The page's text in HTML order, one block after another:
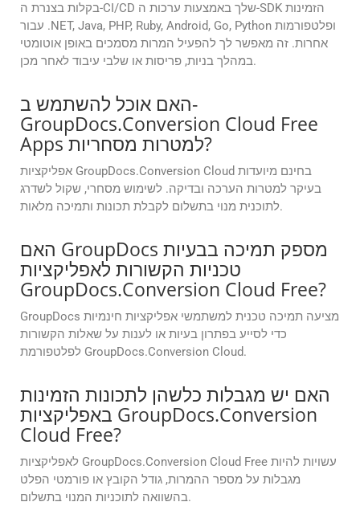
בקלות בצנרת ה-CI/CD שלך באמצעות ערכות ה-SDK הזמינות
עבור .NET, Java, PHP, Ruby, Android, Go, Python ופלטפורמות
אחרות. זה מאפשר לך להפעיל המרות מסמכים באופן אוטומטי
במהלך בניות, פריסות או שלבי עיבוד לאחר מכן.
האם אוכל להשתמש ב-
GroupDocs.Conversion Cloud Free
Apps למטרות מסחריות?
אפליקציות GroupDocs.Conversion Cloud בחינם מיועדות
בעיקר למטרות הערכה ובדיקה. לשימוש מסחרי, שקול לשדרג
לתוכנית מנוי בתשלום לקבלת תכונות ותמיכה מלאות.
האם GroupDocs מספק תמיכה בבעיות
טכניות הקשורות לאפליקציות
GroupDocs.Conversion Cloud Free?
GroupDocs מציעה תמיכה טכנית למשתמשי אפליקציות חינמיות
כדי לסייע בפתרון בעיות או לענות על שאלות הקשורות
לפלטפורמת GroupDocs.Conversion Cloud.
האם יש מגבלות כלשהן לתכונות הזמינות
באפליקציות GroupDocs.Conversion
Cloud Free?
לאפליקציות GroupDocs.Conversion Cloud Free עשויות להיות
מגבלות על מספר ההמרות, גודל הקובץ או פורמטי הפלט
בהשוואה לתוכניות המנוי בתשלום.